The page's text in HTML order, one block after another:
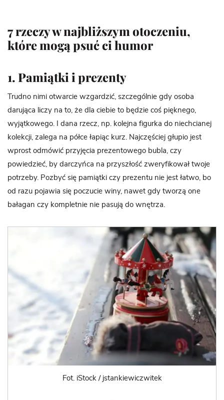
7 rzeczy w najbliższym otoczeniu,
które mogą psuć ci humor
1. Pamiątki i prezenty
Trudno nimi otwarcie wzgardzić, szczególnie gdy osoba
darująca liczy na to, że dla ciebie to będzie coś pięknego,
wyjątkowego. I dana rzecz, np. kolejna figurka do niechcianej
kolekcji, zalega na półce łapiąc kurz. Najczęściej głupio jest
wprost odmówić przyjęcia prezentowego bubla, czy
powiedzieć, by darczyńca na przyszłość zweryfikował twoje
potrzeby. Pozbyć się pamiątki czy prezentu nie jest łatwo, bo
od razu pojawia się poczucie winy, nawet gdy tworzą one
bałagan czy kompletnie nie pasują do wnętrza.
Fot. iStock / jstankiewiczwitek